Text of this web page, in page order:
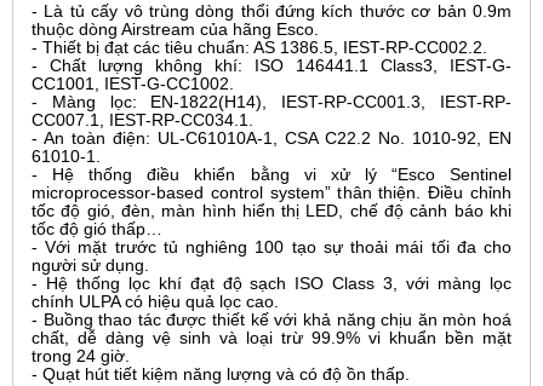
- Là tủ cấy vô trùng dòng thổi đứng kích thước cơ bản 0.9m
thuộc dòng Airstream của hãng Esco.
- Thiết bị đạt các tiêu chuẩn: AS 1386.5, IEST-RP-CC002.2.
- Chất lượng không khí: ISO 146441.1 Class3, IEST-G-
CC1001, IEST-G-CC1002.
- Màng lọc: EN-1822(H14), IEST-RP-CC001.3, IEST-RP-
CC007.1, IEST-RP-CC034.1.
- An toàn điện: UL-C61010A-1, CSA C22.2 No. 1010-92, EN
61010-1.
- Hệ thống điều khiển bằng vi xử lý “Esco Sentinel
microprocessor-based control system” thân thiện. Điều chỉnh
tốc độ gió, đèn, màn hình hiển thị LED, chế độ cảnh báo khi
tốc độ gió thấp…
- Với mặt trước tủ nghiêng 100 tạo sự thoải mái tối đa cho
người sử dụng.
- Hệ thống lọc khí đạt độ sạch ISO Class 3, với màng lọc
chính ULPA có hiệu quả lọc cao.
- Buồng thao tác được thiết kế với khả năng chịu ăn mòn hoá
chất, dễ dàng vệ sinh và loại trừ 99.9% vi khuẩn bền mặt
trong 24 giờ.
- Quạt hút tiết kiệm năng lượng và có độ ồn thấp.